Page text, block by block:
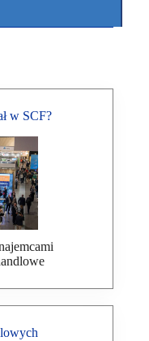
w SCF?